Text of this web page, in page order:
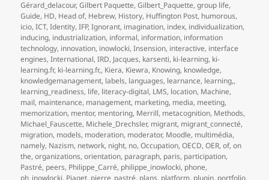
Gérard_delacour,Gilbert Paquette,Gilbert_Paquette,group life,
Guide, HD, Head of, Hebrew, History, Huffington Post, humorous,
icio,ICT,Identity,IFP,Ignorant, imagination, index, individualization,
inducing, industrialization, informal, information, information
technology, innovation, inowlocki,Insension, interactive, interface
engines,International,IRD, Jacques, karsenti, ki-learning, ki-
learning.fr, ki-learning.fr,, Kiera, Kiewra, Knowing, knowledge,
knowledgemanagement, labels, languages, learnance, learning,,
learning_readiness, life, literacy-digital, LMS, location, Machine,
mail, maintenance, management, marketing, media, meeting,
memorization, mentor, mentoring, Merrill, metacognition, Methods,
Michael_Fauscette, Michele_Drechsler, migrant, migrant_connecté,
migration, models, moderation, moderator, Moodle, multimédia,
namely, Nazism, network, night, no,Occupation,OECD,OER,of,on
the,organizations,orientation, paragraph, paris, participation,
Pastré, peers, Philippe_Carré, philippe_inowlocki, phone,
ph_inowlocki, Piaget, pierre_pastré, plans, platform, plugin, portfolio,